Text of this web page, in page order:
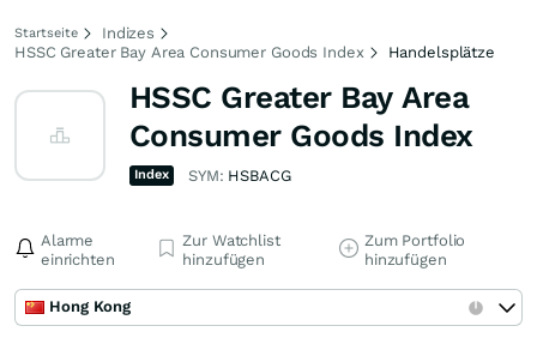
Startseite
Indizes
HSSC Greater Bay Area Consumer Goods Index
Handelsplätze
HSSC Greater Bay Area
Consumer Goods Index
Index SYM: HSBACG
Alarme
einrichten
Zur Watchlist
hinzufügen
Zum Portfolio
hinzufügen
Hong Kong